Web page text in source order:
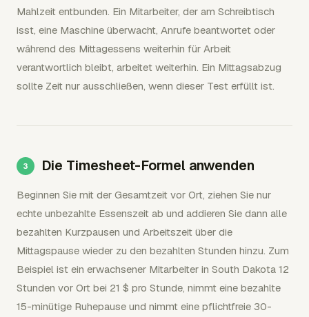
Mahlzeit entbunden. Ein Mitarbeiter, der am Schreibtisch
isst, eine Maschine überwacht, Anrufe beantwortet oder
während des Mittagessens weiterhin für Arbeit
verantwortlich bleibt, arbeitet weiterhin. Ein Mittagsabzug
sollte Zeit nur ausschließen, wenn dieser Test erfüllt ist.
Die Timesheet-Formel anwenden
Beginnen Sie mit der Gesamtzeit vor Ort, ziehen Sie nur
echte unbezahlte Essenszeit ab und addieren Sie dann alle
bezahlten Kurzpausen und Arbeitszeit über die
Mittagspause wieder zu den bezahlten Stunden hinzu. Zum
Beispiel ist ein erwachsener Mitarbeiter in South Dakota 12
Stunden vor Ort bei 21 $ pro Stunde, nimmt eine bezahlte
15-minütige Ruhepause und nimmt eine pflichtfreie 30-